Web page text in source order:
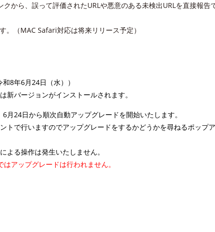
クから、誤って評価されたURLや悪意のある未検出URLを直接報告
。（MAC Safari対応は将来リリース予定）
8年6月24日（水））
バージョンがインストールされます。
月24日から順次自動アップグレードを開始いたします。
トで行いますのでアップグレードをするかどうかを尋ねるポップ
よる操作は発生いたしません。
アップグレードは行われません。